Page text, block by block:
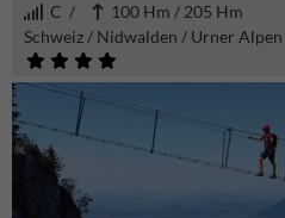
C /
100 Hm / 205 Hm
Schweiz / Nidwalden / Urner Alpen